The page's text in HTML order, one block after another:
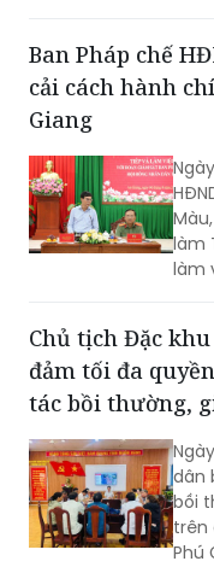
dư
Ban Pháp chế
cải cách hành
Giang
làm
làm
dân,
với
Phó
diện
Chủ tịch Đặc khu
đảm tối đa
tác bồi thường,
dân
bồi
trên
Phú